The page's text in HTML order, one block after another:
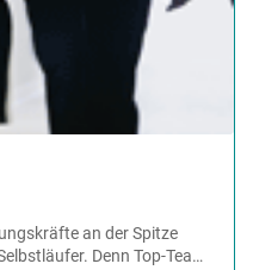
an der Spitze
Denn Top-Teams